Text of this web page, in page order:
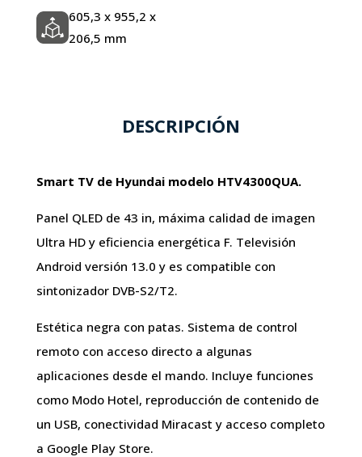
605,3 x 955,2 x
206,5 mm
DESCRIPCIÓN
Smart TV de Hyundai modelo HTV4300QUA.
Panel QLED de 43 in, máxima calidad de imagen
Ultra HD y eficiencia energética F. Televisión
Android versión 13.0 y es compatible con
sintonizador DVB-S2/T2.
Estética negra con patas. Sistema de control
remoto con acceso directo a algunas
aplicaciones desde el mando. Incluye funciones
como Modo Hotel, reproducción de contenido de
un USB, conectividad Miracast y acceso completo
a Google Play Store.